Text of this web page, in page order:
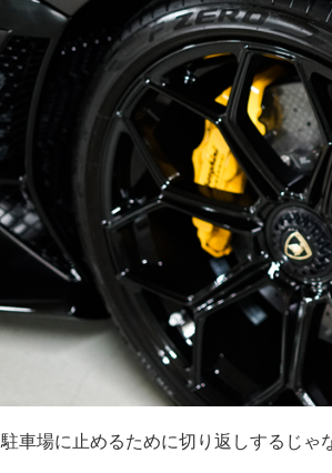
駐車場に止めるために切り返しするじゃ